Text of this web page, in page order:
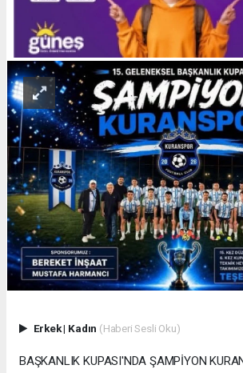
Erkek| Kadın (Haberi Sesli Oku)
BAŞKANLIK KUPASI'NDA ŞAMPİYON